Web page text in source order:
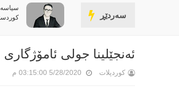
سەردێڕ
ئەنجێلینا جولی
کوردپلات 5/28/2020 03:15:00 م